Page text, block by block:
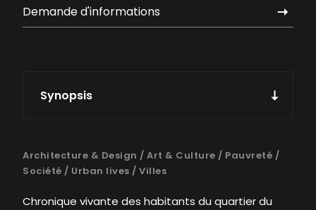
Demande d'informations
Synopsis
Architecture & Design / Art & Culture / Pauvreté /
Société / Urban lives / Villes
Chronique vivante des habitants du quartier du